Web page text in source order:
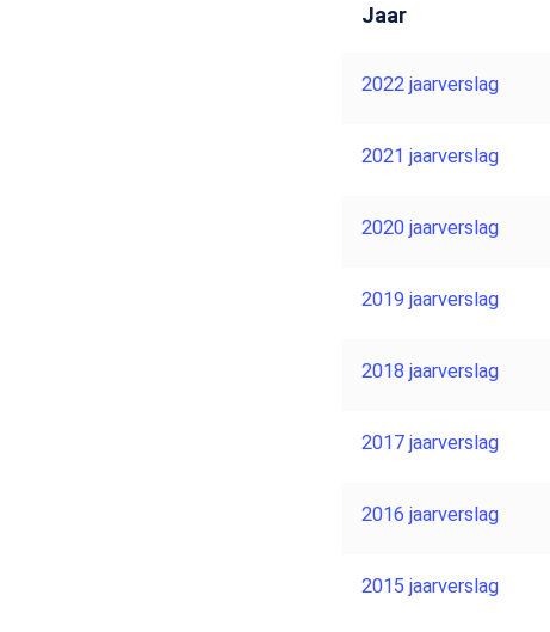
Jaar
2022 jaarverslag
2021 jaarverslag
2020 jaarverslag
2019 jaarverslag
2018 jaarverslag
2017 jaarverslag
2016 jaarverslag
2015 jaarverslag